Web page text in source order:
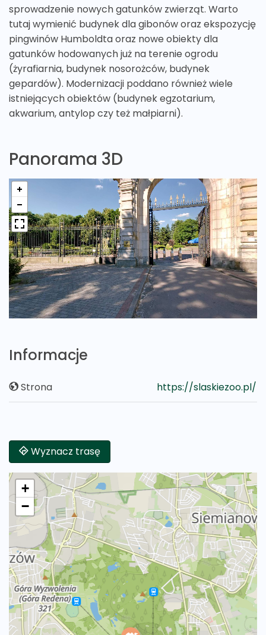
sprowadzenie nowych gatunków zwierząt. Warto
tutaj wymienić budynek dla gibonów oraz ekspozycję
pingwinów Humboldta oraz nowe obiekty dla
gatunków hodowanych już na terenie ogrodu
(żyrafiarnia, budynek nosorożców, budynek
gepardów). Modernizacji poddano również wiele
istniejących obiektów (budynek egzotarium,
akwarium, antylop czy też małpiarni).
Panorama 3D
Informacje
Strona https://slaskiezoo.pl/
Wyznacz trasę
+
−